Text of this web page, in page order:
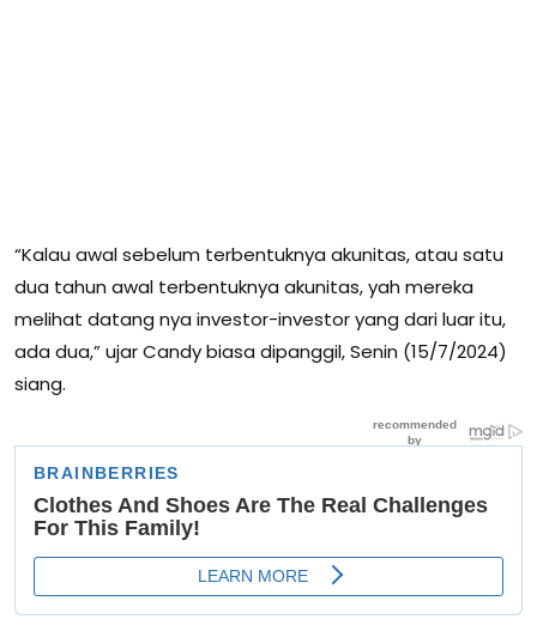
“Kalau awal sebelum terbentuknya akunitas, atau satu
dua tahun awal terbentuknya akunitas, yah mereka
melihat datang nya investor-investor yang dari luar itu,
ada dua,” ujar Candy biasa dipanggil, Senin (15/7/2024)
siang.